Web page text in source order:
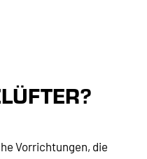
Vorrichtungen, die